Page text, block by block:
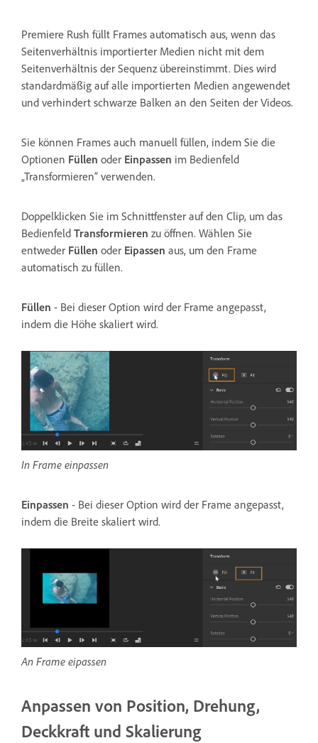
Premiere Rush füllt Frames automatisch aus, wenn das
Seitenverhältnis importierter Medien nicht mit dem
Seitenverhältnis der Sequenz übereinstimmt. Dies wird
standardmäßig auf alle importierten Medien angewendet
und verhindert schwarze Balken an den Seiten der Videos.
Sie können Frames auch manuell füllen, indem Sie die
Optionen Füllen oder Einpassen im Bedienfeld
„Transformieren“ verwenden.
Doppelklicken Sie im Schnittfenster auf den Clip, um das
Bedienfeld Transformieren zu öffnen. Wählen Sie
entweder Füllen oder Eipassen aus, um den Frame
automatisch zu füllen.
Füllen - Bei dieser Option wird der Frame angepasst,
indem die Höhe skaliert wird.
In Frame einpassen
Einpassen - Bei dieser Option wird der Frame angepasst,
indem die Breite skaliert wird.
An Frame eipassen
Anpassen von Position, Drehung,
Deckkraft und Skalierung